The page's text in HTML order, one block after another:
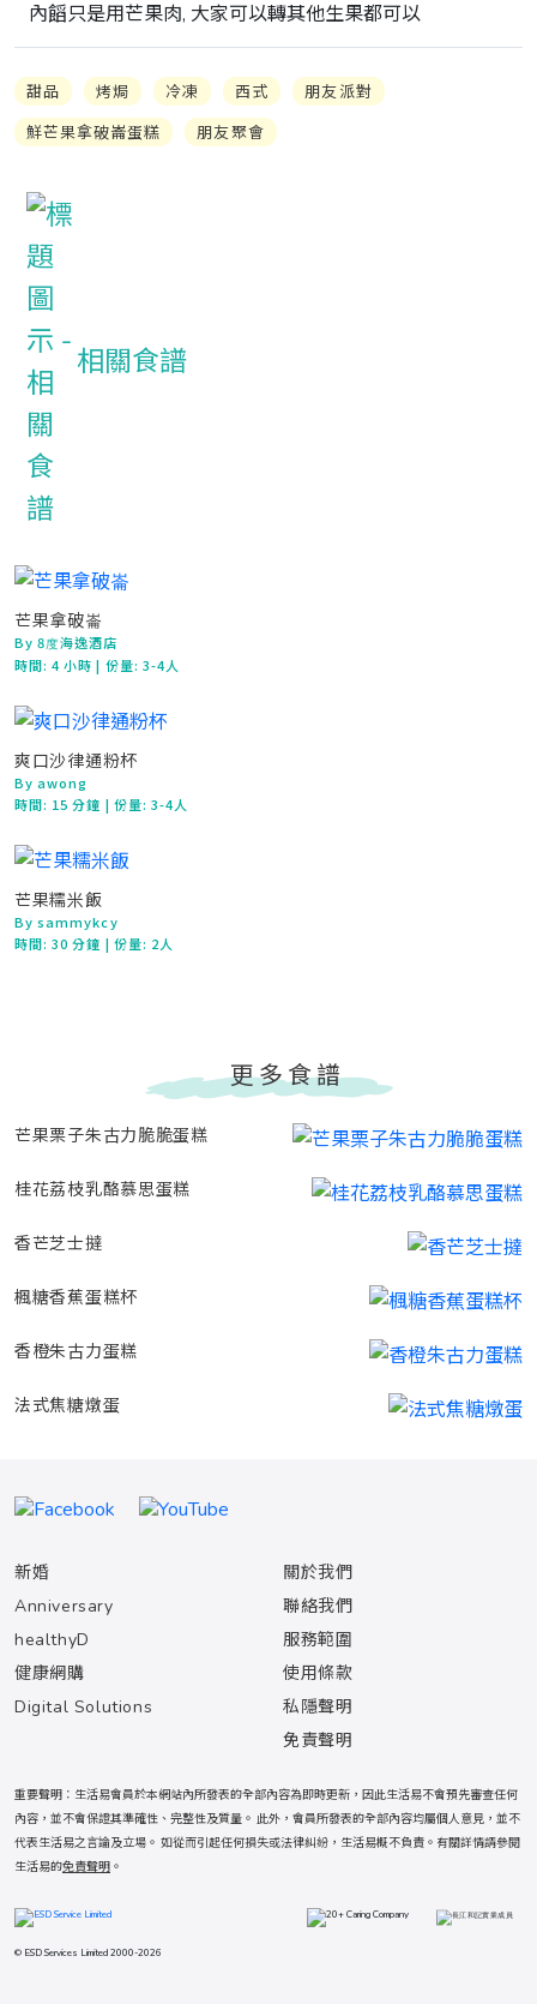
內饀只是用芒果肉, 大家可以轉其他生果都可以
甜品 烤焗 冷凍 西式
朋友派對
鮮芒果拿破崙蛋糕
朋友聚會
相關食譜
芒果拿破崙
By 8度海逸酒店
時間:4 小時| 份量: 3-4人
爽口沙律通粉杯
By awong
時間: 15 分鐘 | 份量: 3-4人
芒果糯米飯
By sammykcy
時間:30 分鐘 | 份量: 2人
更多食譜
芒果栗子朱古力脆脆蛋糕
桂花荔枝乳酪慕思蛋糕
香芒芝士撻
楓糖香蕉蛋糕杯
香橙朱古力蛋糕
法式焦糖燉蛋
新婚
Anniversary
healthyD
健康網購
Digital Solutions
關於我們
聯絡我們
服務範圍
使用條款
私隱聲明
免責聲明
重要聲明：生活易會員於本網站內所發表的全部內容為即時更新，因此生活易不會預先審查任何
內容，並不會保證其準確性、完整性及質量。 此外，會員所發表的全部內容均屬個人意見，並不
代表生活易之言論及立場。 如從而引起任何損失或法律糾紛，生活易概不負責。有關詳情請參閱
生活易的免責聲明 。
© ESD Services Limited 2000-2026